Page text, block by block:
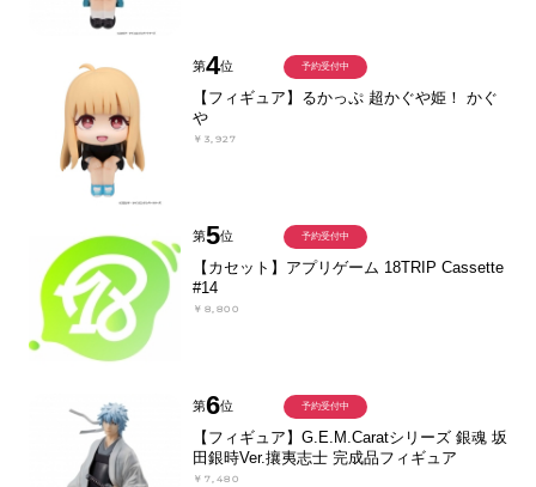
第4位
【フィギュア】るかっぷ 超かぐや姫！ かぐ
や
￥3,927
予約受付中
第5位
【カセット】アプリゲーム 18TRIP Cassette
#14
￥8,800
予約受付中
第6位
【フィギュア】G.E.M.Caratシリーズ 銀魂 坂
田銀時Ver.攘夷志士 完成品フィギュア
￥7,480
予約受付中